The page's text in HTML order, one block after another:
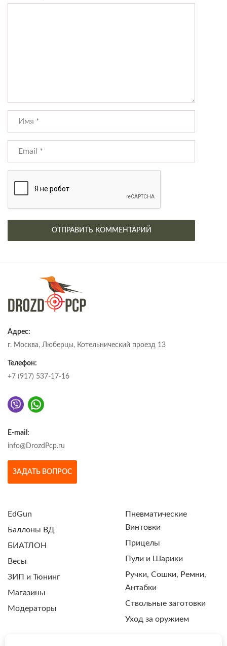
Адрес:
г. Москва, Люберцы, Котельнический проезд 13
Телефон:
+7 (917) 537-17-16
E-mail:
info@DrozdPcp.ru
ЗАДАТЬ ВОПРОС
EdGun
Баллоны ВД
БИАТЛОН
Весы
ЗИП и Тюнинг
Магазины
Модераторы
Пневматические
Винтовки
Прицелы
Пули и Шарики
Ручки, Сошки, Ремни,
Антабки
Ствольные заготовки
Уход за оружием